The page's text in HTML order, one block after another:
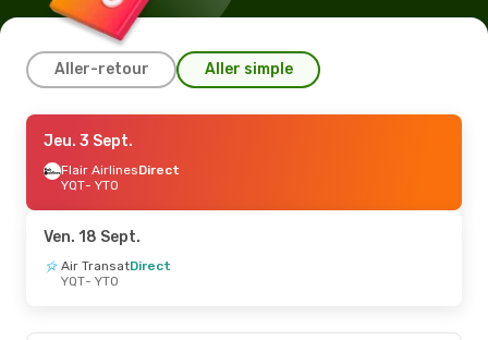
Aller-retour Aller simple
Dim. 11 Oct.- Sam. 17 Oct.
Flair AirlinesDirect
YQT- YTO
YTO- YQT
Jeu. 3 Sept.
Flair AirlinesDirect
YQT- YTO
Ven. 18 Sept.
Air TransatDirect
YQT- YTO